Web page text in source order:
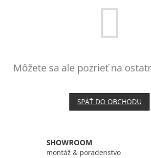
Môžete sa ale pozrieť na
SPÄŤ DO OBCHODU
SHOWROOM
montáž & poradenstvo